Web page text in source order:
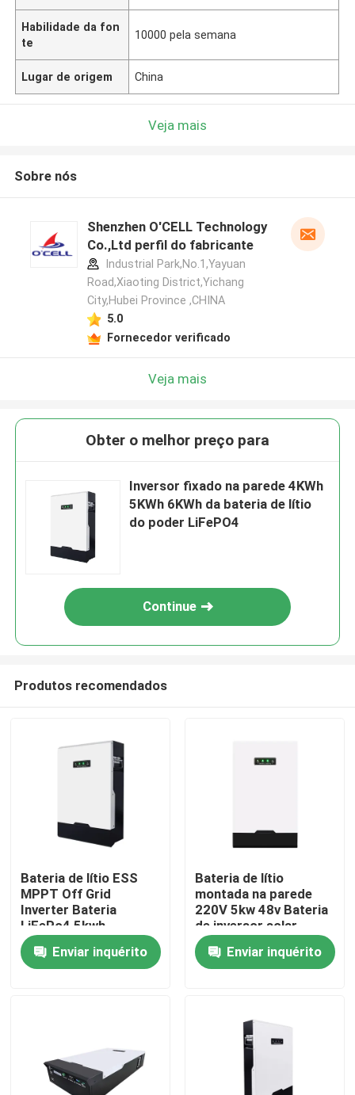
Casa
Produtos
Show de RV
Fábrica
Habilidade da fon
te
10000 pela semana
Lugar de origem China
Veja mais
Sobre nós
Shenzhen O'CELL Technology
Co.,Ltd perfil do fabricante
Industrial Park,No.1,Yayuan
Road,Xiaoting District,Yichang
City,Hubei Province ,CHINA
5.0
Fornecedor verificado
Veja mais
Obter o melhor preço para
Inversor fixado na parede 4KWh
5KWh 6KWh da bateria de lítio
do poder LiFePO4
Continue
Produtos recomendados
Bateria de lítio ESS
MPPT Off Grid
Inverter Bateria
LiFePo4 5kwh
Enviar inquérito
Bateria de lítio
montada na parede
220V 5kw 48v Bateria
de inversor solar
Enviar inquérito